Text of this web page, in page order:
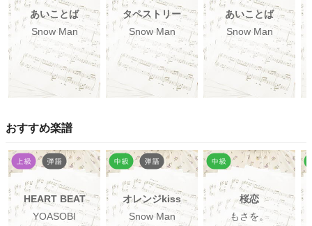
あいことば
Snow Man
タペストリー
Snow Man
あいことば
Snow Man
おすすめ楽譜
HEART BEAT
YOASOBI
オレンジkiss
Snow Man
桜恋
もさを。